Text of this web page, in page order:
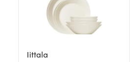
Iittala